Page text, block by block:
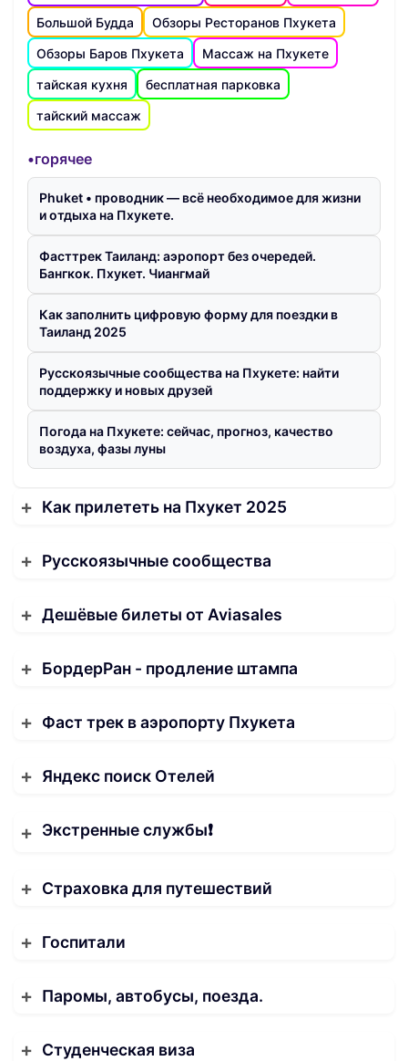
Большой Будда
Обзоры Ресторанов Пхукета
Обзоры Баров Пхукета
Массаж на Пхукете
тайская кухня
бесплатная парковка
тайский массаж
•горячее
Phuket • проводник — всё необходимое для жизни
и отдыха на Пхукете.
Фасттрек Таиланд: аэропорт без очередей.
Бангкок. Пхукет. Чиангмай
Как заполнить цифровую форму для поездки в
Таиланд 2025
Русскоязычные сообщества на Пхукете: найти
поддержку и новых друзей
Погода на Пхукете: сейчас, прогноз, качество
воздуха, фазы луны
Как прилететь на Пхукет 2025
Русскоязычные сообщества
Дешёвые билеты от Aviasales
БордерРан - продление штампа
Фаст трек в аэропорту Пхукета
Яндекс поиск Отелей
Экстренные службы❗️
Страховка для путешествий
Госпитали
Паромы, автобусы, поезда.
Студенческая виза